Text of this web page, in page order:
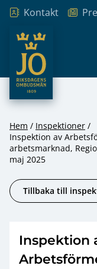
Hoppa till
Kontakt
JO – Riksdagens
Hem
Inspektioner
Inspektion av
arbetsmarknad,
maj 2025
Tillbaka till
Inspektion